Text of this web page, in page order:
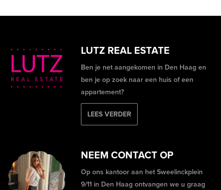
LUTZ REAL ESTATE
Ben je net aangekomen in Den Haag en
ben je op zoek naar een huis of een
appartement?
LEES VERDER
NEEM CONTACT OP
Op ons kantoor aan het Sweelinckplein
9/11 in Den Haag ontvangen we u graag